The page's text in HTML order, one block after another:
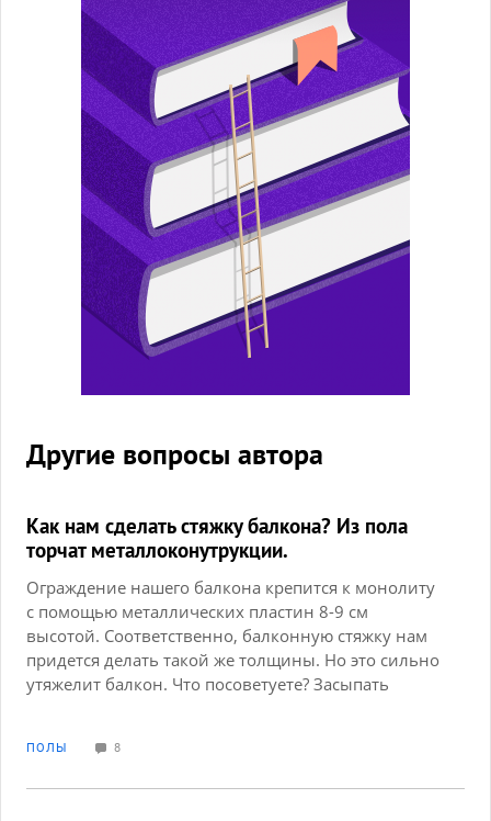
Другие вопросы автора
Как нам сделать стяжку балкона? Из пола
торчат металлоконутрукции.
Ограждение нашего балкона крепится к монолиту
с помощью металлических пластин 8-9 см
высотой. Соответственно, балконную стяжку нам
придется делать такой же толщины. Но это сильно
утяжелит балкон. Что посоветуете? Засыпать
ПОЛЫ 8